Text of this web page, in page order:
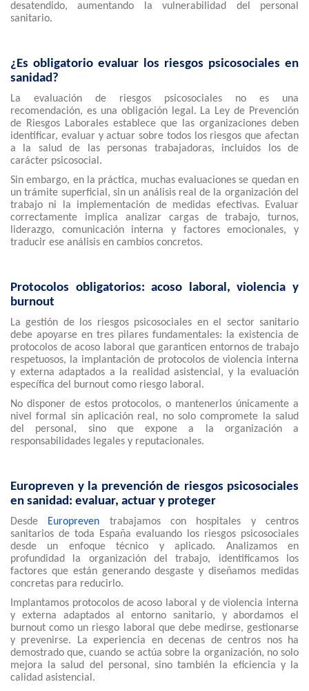
desatendido, aumentando la vulnerabilidad del personal
sanitario.
¿Es obligatorio evaluar los riesgos psicosociales en
sanidad?
La evaluación de riesgos psicosociales no es una
recomendación, es una obligación legal. La Ley de Prevención
de Riesgos Laborales establece que las organizaciones deben
identificar, evaluar y actuar sobre todos los riesgos que afectan
a la salud de las personas trabajadoras, incluidos los de
carácter psicosocial.
Sin embargo, en la práctica, muchas evaluaciones se quedan en
un trámite superficial, sin un análisis real de la organización del
trabajo ni la implementación de medidas efectivas. Evaluar
correctamente implica analizar cargas de trabajo, turnos,
liderazgo, comunicación interna y factores emocionales, y
traducir ese análisis en cambios concretos.
Protocolos obligatorios: acoso laboral, violencia y
burnout
La gestión de los riesgos psicosociales en el sector sanitario
debe apoyarse en tres pilares fundamentales: la existencia de
protocolos de acoso laboral que garanticen entornos de trabajo
respetuosos, la implantación de protocolos de violencia interna
y externa adaptados a la realidad asistencial, y la evaluación
específica del burnout como riesgo laboral.
No disponer de estos protocolos, o mantenerlos únicamente a
nivel formal sin aplicación real, no solo compromete la salud
del personal, sino que expone a la organización a
responsabilidades legales y reputacionales.
Europreven y la prevención de riesgos psicosociales
en sanidad: evaluar, actuar y proteger
Desde Europreven trabajamos con hospitales y centros
sanitarios de toda España evaluando los riesgos psicosociales
desde un enfoque técnico y aplicado. Analizamos en
profundidad la organización del trabajo, identificamos los
factores que están generando desgaste y diseñamos medidas
concretas para reducirlo.
Implantamos protocolos de acoso laboral y de violencia interna
y externa adaptados al entorno sanitario, y abordamos el
burnout como un riesgo laboral que debe medirse, gestionarse
y prevenirse. La experiencia en decenas de centros nos ha
demostrado que, cuando se actúa sobre la organización, no solo
mejora la salud del personal, sino también la eficiencia y la
calidad asistencial.